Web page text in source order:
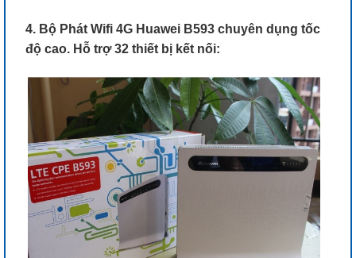
4. Bộ Phát Wifi 4G Huawei B593 chuyên dụng tốc
độ cao. Hỗ trợ 32 thiết bị kết nối: